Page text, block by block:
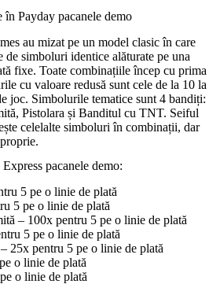
în Payday pacanele demo
au mizat pe un model clasic în care
de simboluri identice alăturate pe una
fixe. Toate combinațiile încep cu prima
cu valoare redusă sunt cele de la 10 la
joc. Simbolurile tematice sunt 4 bandiți:
Pistolara și Banditul cu TNT. Seiful
celelalte simboluri în combinații, dar
pacanele demo:
5 pe o linie de plată
5 pe o linie de plată
– 100x pentru 5 pe o linie de plată
5 pe o linie de plată
25x pentru 5 pe o linie de plată
o linie de plată
o linie de plată